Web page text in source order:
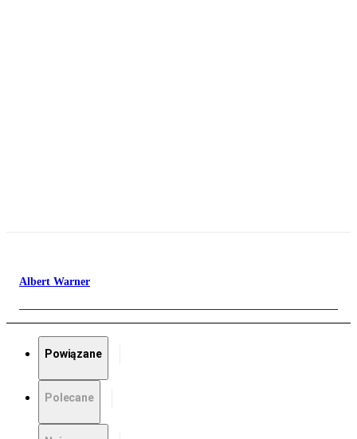
Albert Warner
Powiązane
Polecane